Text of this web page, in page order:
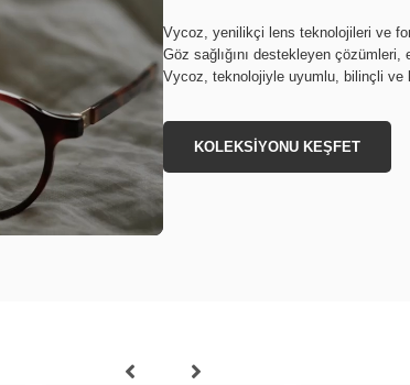
Vycoz, yenilikçi lens teknolojileri ve
Göz sağlığını destekleyen
Vycoz, teknolojiyle uyumlu, bilinçli ve
KOLEKSİYONU KEŞFET